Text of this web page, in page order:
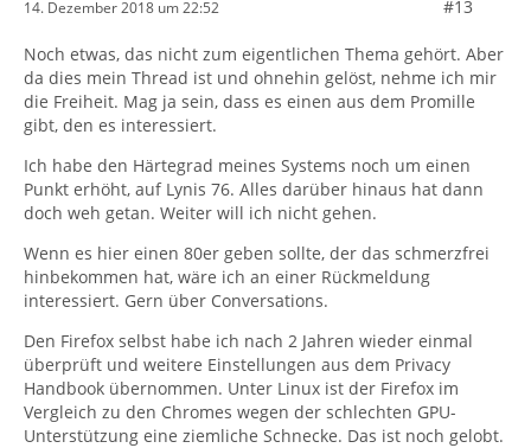
14. Dezember 2018 um 22:52 #13
Noch etwas, das nicht zum eigentlichen Thema gehört. Aber
da dies mein Thread ist und ohnehin gelöst, nehme ich mir
die Freiheit. Mag ja sein, dass es einen aus dem Promille
gibt, den es interessiert.
Ich habe den Härtegrad meines Systems noch um einen
Punkt erhöht, auf Lynis 76. Alles darüber hinaus hat dann
doch weh getan. Weiter will ich nicht gehen.
Wenn es hier einen 80er geben sollte, der das schmerzfrei
hinbekommen hat, wäre ich an einer Rückmeldung
interessiert. Gern über Conversations.
Den Firefox selbst habe ich nach 2 Jahren wieder einmal
überprüft und weitere Einstellungen aus dem Privacy
Handbook übernommen. Unter Linux ist der Firefox im
Vergleich zu den Chromes wegen der schlechten GPU-
Unterstützung eine ziemliche Schnecke. Das ist noch gelobt.